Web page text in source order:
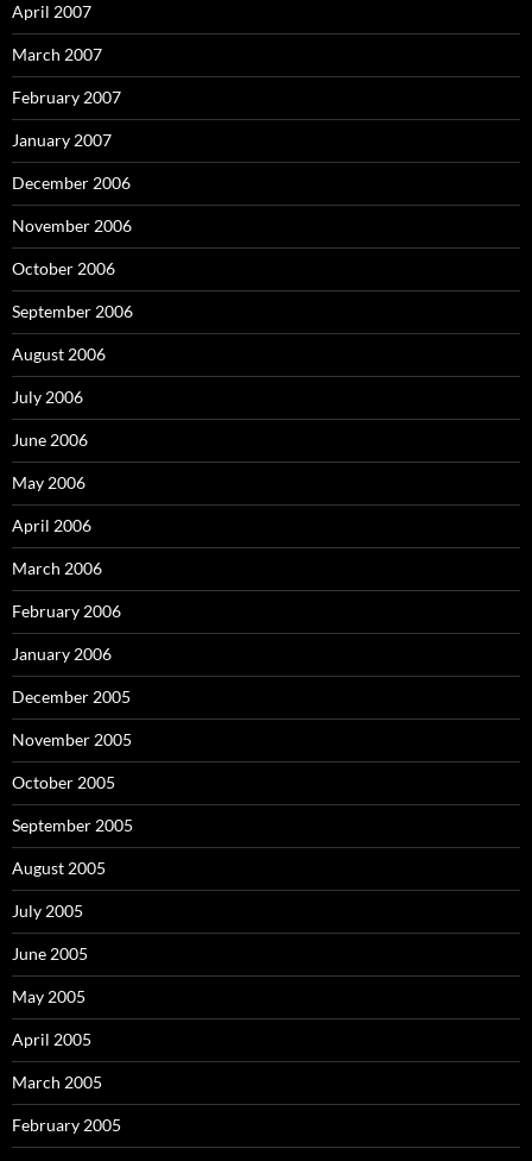
April 2007
March 2007
February 2007
January 2007
December 2006
November 2006
October 2006
September 2006
August 2006
July 2006
June 2006
May 2006
April 2006
March 2006
February 2006
January 2006
December 2005
November 2005
October 2005
September 2005
August 2005
July 2005
June 2005
May 2005
April 2005
March 2005
February 2005